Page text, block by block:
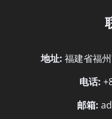
地址: 福建省福
电话:
邮箱: